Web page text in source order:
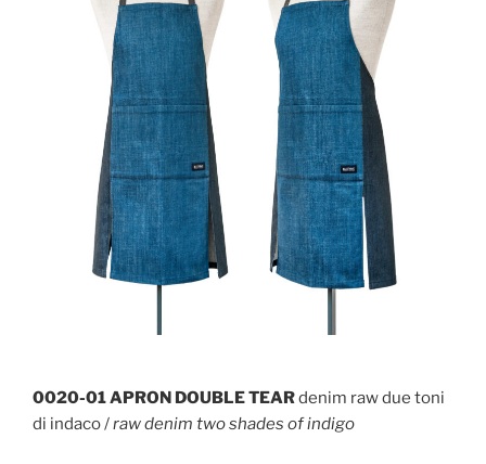
0020-01 APRON DOUBLE TEARdenim raw due toni
di indaco /raw denim two shades of indigo